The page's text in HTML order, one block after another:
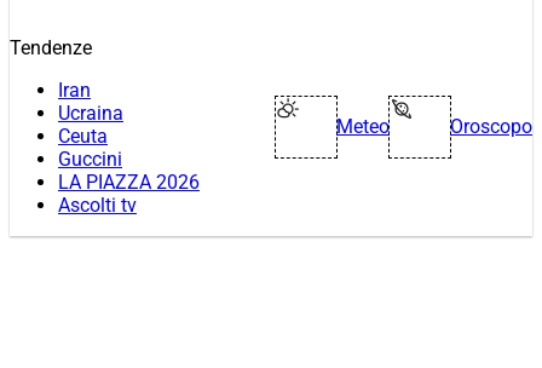
Tendenze
Iran
Ucraina
Ceuta
Guccini
LA PIAZZA 2026
Ascolti tv
Meteo Oroscopo